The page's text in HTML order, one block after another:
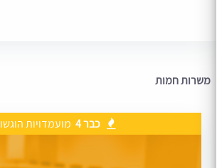
משרות חמות
כבר 4 מועמדויות הוגשו